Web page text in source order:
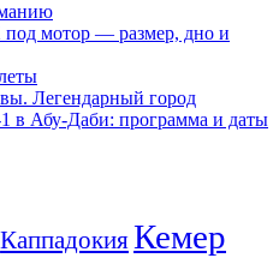
мотор — размер, дно и
Легендарный город
в Абу-Даби: программа и даты
КаппадокияКемер